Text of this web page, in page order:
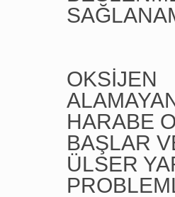
OKSİJEN
HARABE
BAŞLAR
ÜLSER